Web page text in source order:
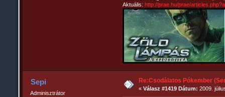
Aktuális:http://prae.hu/prae/
Sepi
Adminisztrátor
Re:Csodálatos Pókember
«Válasz #1419 Dátum: 2009.